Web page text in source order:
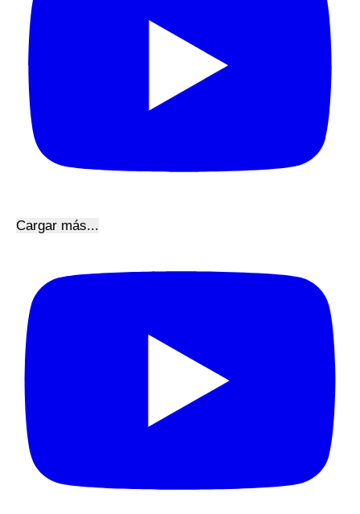
Cargar más...